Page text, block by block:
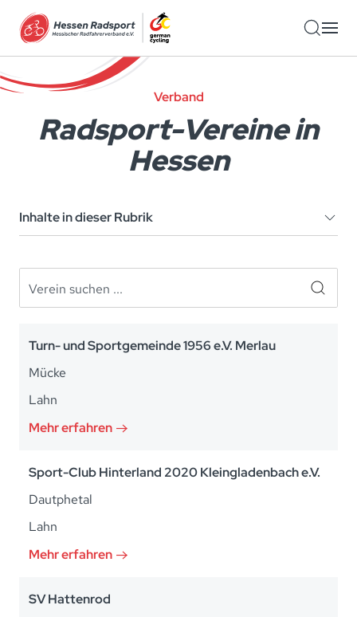
Zum Hauptinhalt springen
Verband
Radsport-Vereine in
Hessen
Inhalte in dieser Rubrik
Turn- und Sportgemeinde 1956 e.V. Merlau
Mücke
Lahn
Mehr erfahren
Sport-Club Hinterland 2020 Kleingladenbach e.V.
Dautphetal
Lahn
Mehr erfahren
SV Hattenrod